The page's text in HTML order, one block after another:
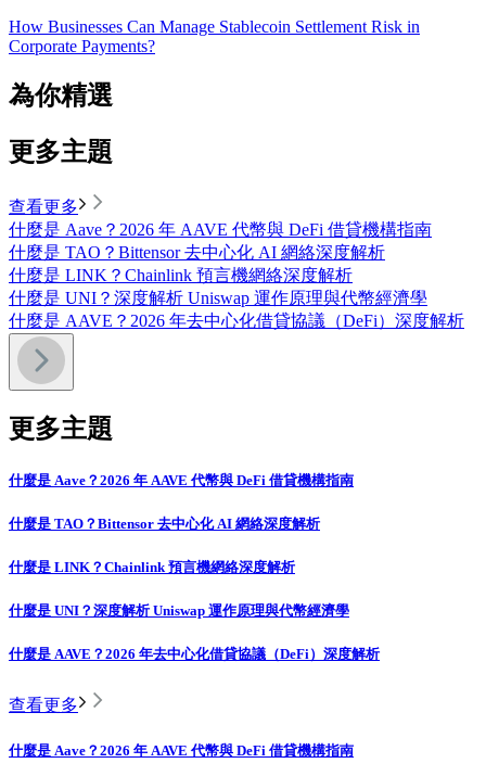
How Businesses Can Manage Stablecoin Settlement Risk in
Corporate Payments?
為你精選
更多主題
查看更多
什麼是 Aave？2026 年 AAVE 代幣與 DeFi 借貸機構指南
什麼是 TAO？Bittensor 去中心化 AI 網絡深度解析
什麼是 LINK？Chainlink 預言機網絡深度解析
什麼是 UNI？深度解析 Uniswap 運作原理與代幣經濟學
什麼是 AAVE？2026 年去中心化借貸協議（DeFi）深度解析
更多主題
什麼是 Aave？2026 年 AAVE 代幣與 DeFi 借貸機構指南
什麼是 TAO？Bittensor 去中心化 AI 網絡深度解析
什麼是 LINK？Chainlink 預言機網絡深度解析
什麼是 UNI？深度解析 Uniswap 運作原理與代幣經濟學
什麼是 AAVE？2026 年去中心化借貸協議（DeFi）深度解析
查看更多
什麼是 Aave？2026 年 AAVE 代幣與 DeFi 借貸機構指南